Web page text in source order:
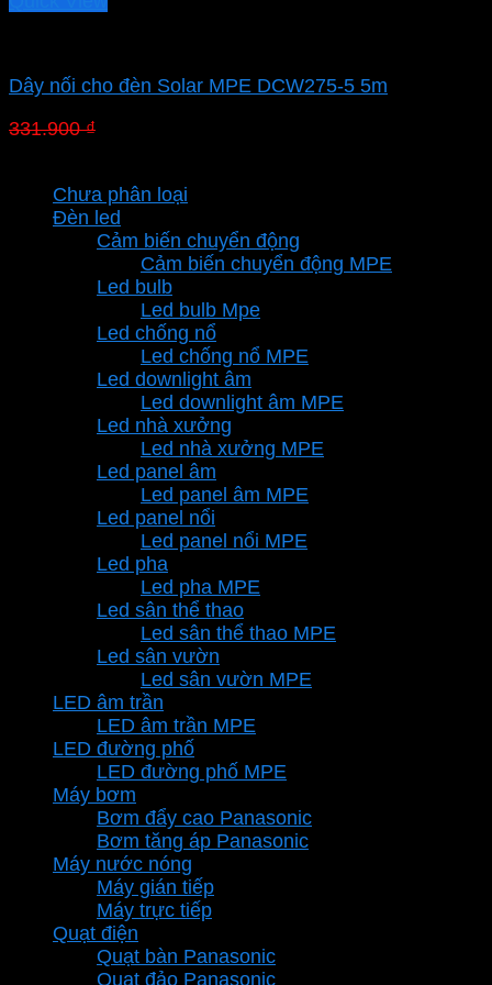
Dây nối cho đèn Solar MPE DCW275-5 5m
331.900₫
331.900 ₫.là:
Chưa phân loại
Đèn led
Cảm biến chuyển động
Cảm biến chuyển động MPE
Led bulb
Led bulb Mpe
Led chống nổ
Led chống nổ MPE
Led downlight âm
Led downlight âm MPE
Led nhà xưởng
Led nhà xưởng MPE
Led panel âm
Led panel âm MPE
Led panel nổi
Led panel nổi MPE
Led pha
Led pha MPE
Led sân thể thao
Led sân thể thao MPE
Led sân vườn
Led sân vườn MPE
LED âm trần
LED âm trần MPE
LED đường phố
LED đường phố MPE
Máy bơm
Bơm đẩy cao Panasonic
Bơm tăng áp Panasonic
Máy nước nóng
Máy gián tiếp
Máy trực tiếp
Quạt điện
Quạt bàn Panasonic
Quạt đảo Panasonic